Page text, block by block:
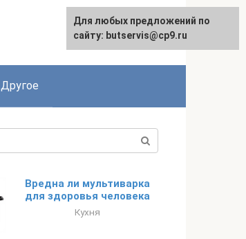
English
Другое
Вредна ли мультиварка
для здоровья человека
Кухня
Для любых предложений по
сайту: butservis@cp9.ru